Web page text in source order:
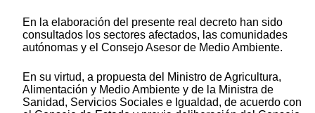
En la elaboración del presente real decreto han sido
consultados los sectores afectados, las comunidades
autónomas y el Consejo Asesor de Medio Ambiente.
En su virtud, a propuesta del Ministro de Agricultura,
Alimentación y Medio Ambiente y de la Ministra de
Sanidad, Servicios Sociales e Igualdad, de acuerdo con